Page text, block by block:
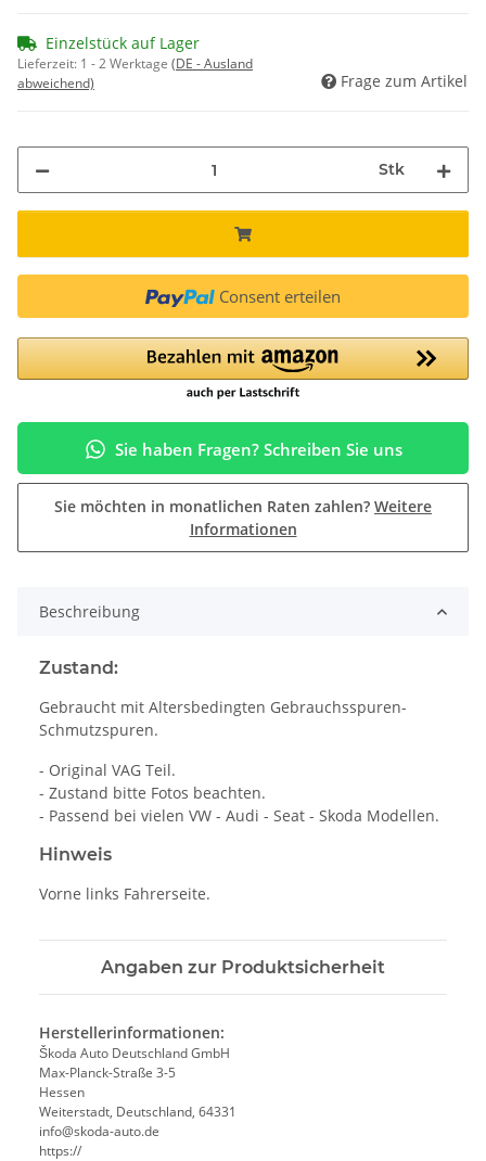
Einzelstück auf Lager
Lieferzeit: 1 - 2 Werktage (DE - Ausland
abweichend)
Frage zum Artikel
Stk
Consent erteilen
Sie haben Fragen? Schreiben Sie uns
Sie möchten in monatlichen Raten zahlen? Weitere
Informationen
Beschreibung
Zustand:
Gebraucht mit Altersbedingten Gebrauchsspuren-
Schmutzspuren.
- Original VAG Teil.
- Zustand bitte Fotos beachten.
- Passend bei vielen VW - Audi - Seat - Skoda Modellen.
Hinweis
Vorne links Fahrerseite.
Angaben zur Produktsicherheit
Herstellerinformationen:
Škoda Auto Deutschland GmbH
Max-Planck-Straße 3-5
Hessen
Weiterstadt, Deutschland, 64331
info@skoda-auto.de
https://